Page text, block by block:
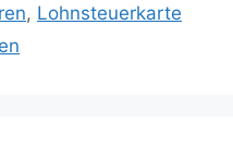
, Lohnsteuerkarte